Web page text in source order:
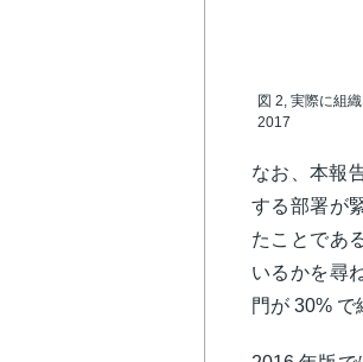
図 2, 実際に組
2017
なお、本報
する部署が
たことであ
いるかを尋
門が 30% で